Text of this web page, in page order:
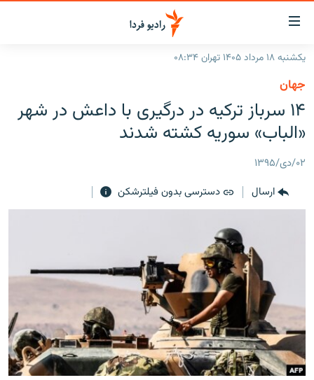
لینک‌های
قابلیت
دسترسی
بازگشت
منوی
اصلی
رفتن
صفحه
جستجو
ایران
جهان
برنامه‌های رادیویی
پادکست
چندرسانه‌ای
گزارش‌های تصویری
گزارش‌های ویدئویی
English
به ما بپیوندید
یکشنبه ۱۸ مرداد ۱۴۰۵ تهران ۰۸:۳۴
جهان
۱۴ سرباز ترکیه در درگیری با داعش در شهر
«الباب» سوریه کشته شدند‎
۰۲/دی/۱۳۹۵
ارسال
دسترسی بدون فیلترشکن